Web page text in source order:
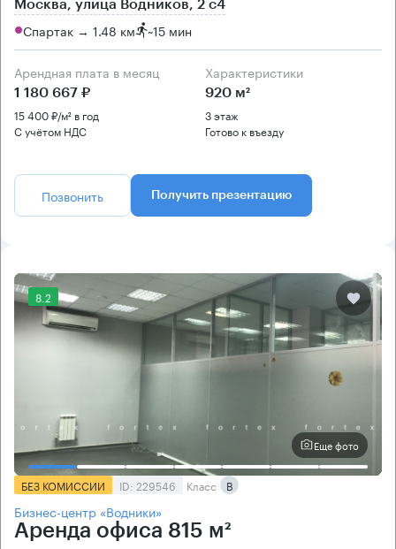
Москва, улица Водников, 2 с4
Спартак → 1.48 км ~15 мин
Арендная плата в месяц
1 180 667 ₽
15 400 ₽/м² в год
С учётом НДС
Характеристики
920 м²
3 этаж
Готово к въезду
Позвонить Получить презентацию
8.2
Еще фото
БЕЗ КОМИССИИ ID: 229546 Класс B
Бизнес-центр «Водники»
Аренда офиса 815 м²